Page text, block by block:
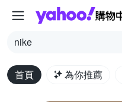
nike
首頁 為你推薦